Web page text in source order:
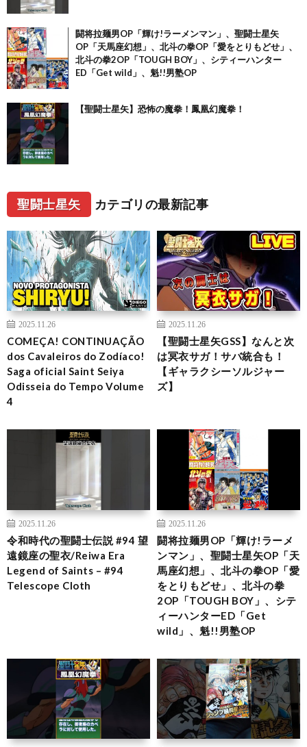
闘将拉麺男OP「輝け!ラーメンマン」、聖闘士星矢
OP「天馬座幻想」、北斗の拳OP「愛をとりもどせ」、
北斗の拳2OP「TOUGH BOY」、シティーハンター
ED「Get wild」、魁!!男塾OP
【聖闘士星矢】恐怖の魔拳！鳳凰幻魔拳！
聖闘士星矢 カテゴリの最新記事
2025.11.26
COMEÇA! CONTINUAÇÃO
dos Cavaleiros do Zodíaco!
Saga oficial Saint Seiya
Odisseia do Tempo Volume
4
2025.11.26
【聖闘士星矢GSS】なんと次
は冥衣サガ！サバ統合も！
【ギャラクシーソルジャー
ズ】
2025.11.26
令和時代の聖闘士伝説 #94 望
遠鏡座の聖衣/Reiwa Era
Legend of Saints – #94
Telescope Cloth
2025.11.26
闘将拉麺男OP「輝け!ラーメ
ンマン」、聖闘士星矢OP「天
馬座幻想」、北斗の拳OP「愛
をとりもどせ」、北斗の拳
2OP「TOUGH BOY」、シテ
ィーハンターED「Get
wild」、魁!!男塾OP